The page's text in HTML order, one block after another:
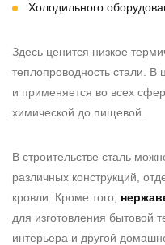
Холодильного
Здесь ценится низкое
теплопроводность стали.
и применяется во всех
химической до пищевой.
В строительстве сталь
различных конструкций,
кровли. Кроме того,
для изготовления бытовой
интерьера и другой